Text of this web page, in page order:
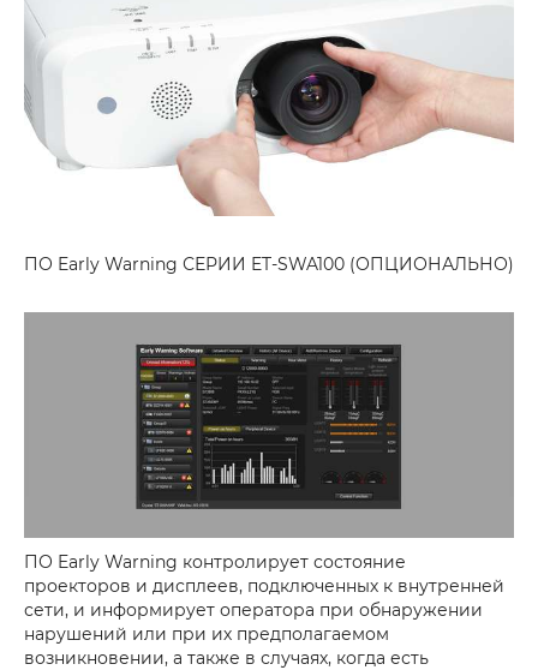
ПО Early Warning СЕРИИ ET-SWA100 (ОПЦИОНАЛЬНО)
ПО Early Warning контролирует состояние
проекторов и дисплеев, подключенных к внутренней
сети, и информирует оператора при обнаружении
нарушений или при их предполагаемом
возникновении, а также в случаях, когда есть